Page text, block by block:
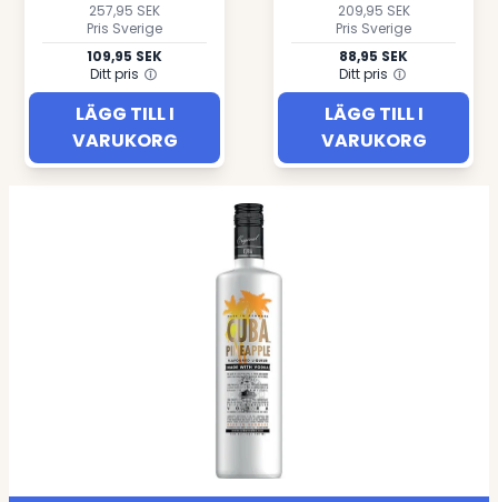
257,95 SEK
Pris Sverige
109,95 SEK
Ditt pris
LÄGG TILL I
VARUKORG
209,95 SEK
Pris Sverige
88,95 SEK
Ditt pris
LÄGG TILL I
VARUKORG